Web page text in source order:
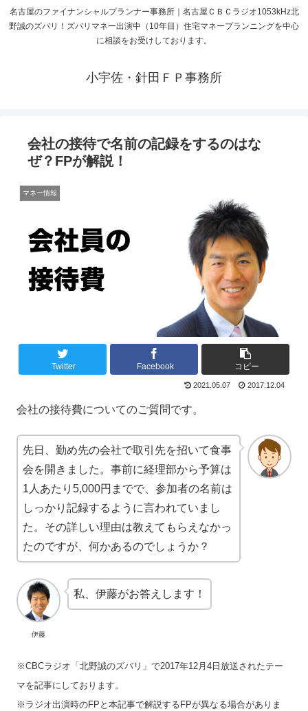
名古屋のファイナンシャルプランナー事務所｜名古屋ＣＢＣラジオ1053kHz北
野誠のズバリ！ズバリマネー出演中（10年目）住宅マネープランニングを中心
に相談をお受けしております。
小宇佐・針田ＦＰ事務所
会社の接待で名前の記録をするのはな
ぜ？FPが解説！
マネー情報
Twitter Facebook コピー
2021.05.07 2017.12.04
会社の接待費についてのご質問です。
先日、勤め先の会社で取引先を招いて食事
会を開きました。事前に経理部から予算は
1人あたり5,000円までで、参加者の名前は
しっかり記録するように言われていまし
た。その詳しい理由は教えてもらえなかっ
たのですが、何かあるのでしょうか？
伊藤
私、伊藤がお答えします！
※CBCラジオ「北野誠のズバリ」で2017年12月4日放送されたテー
マを記事にしております。
※ラジオ出演時のFPと本記事で解説するFPが異なる場合がありま